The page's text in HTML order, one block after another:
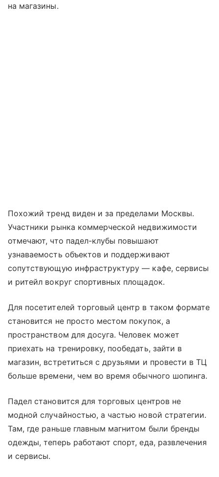
на магазины.
Похожий тренд виден и за пределами Москвы.
Участники рынка коммерческой недвижимости
отмечают, что падел-клубы повышают
узнаваемость объектов и поддерживают
сопутствующую инфраструктуру — кафе, сервисы
и ритейл вокруг спортивных площадок.
Для посетителей торговый центр в таком формате
становится не просто местом покупок, а
пространством для досуга. Человек может
приехать на тренировку, пообедать, зайти в
магазин, встретиться с друзьями и провести в ТЦ
больше времени, чем во время обычного шопинга.
Падел становится для торговых центров не
модной случайностью, а частью новой стратегии.
Там, где раньше главным магнитом были бренды
одежды, теперь работают спорт, еда, развлечения
и сервисы.